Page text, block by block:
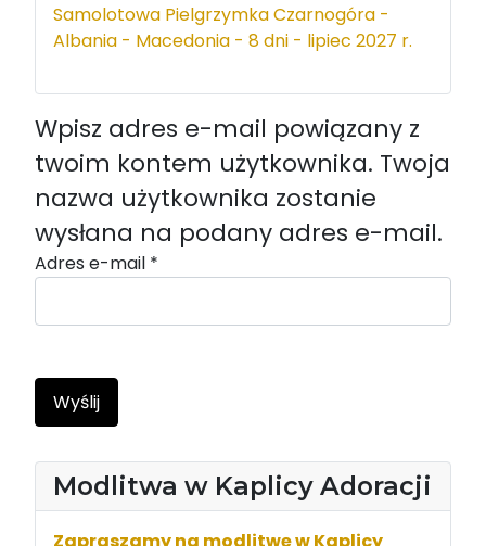
Samolotowa Pielgrzymka Czarnogóra -
Albania - Macedonia - 8 dni - lipiec 2027 r.
Wpisz adres e-mail powiązany z
twoim kontem użytkownika. Twoja
nazwa użytkownika zostanie
wysłana na podany adres e-mail.
Adres e-mail *
Wyślij
Modlitwa w Kaplicy Adoracji